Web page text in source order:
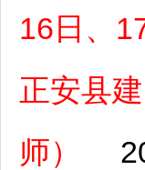
16日、
正安县
师）